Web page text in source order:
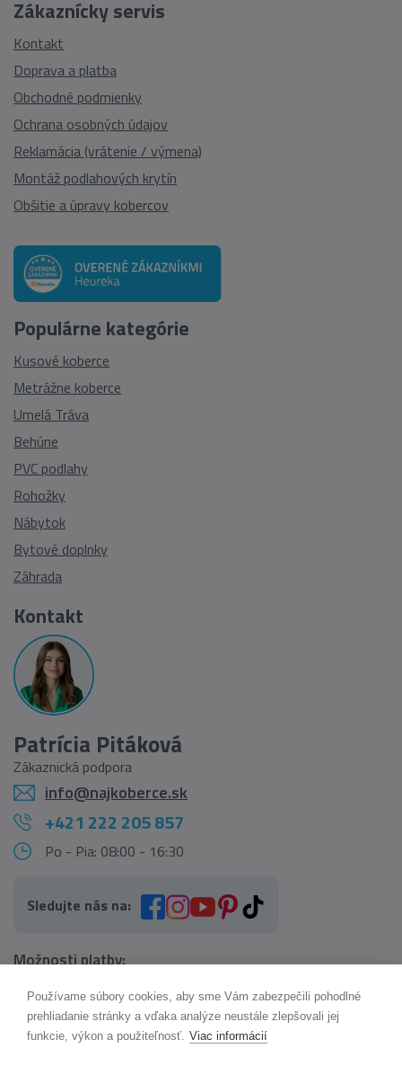
Zákaznícky servis
Kontakt
Doprava a platba
Obchodné podmienky
Ochrana osobných údajov
Reklamácia (vrátenie / výmena)
Montáž podlahových krytín
Obšitie a úpravy kobercov
Populárne kategórie
Kusové koberce
Metrážne koberce
Umelá Tráva
Behúne
PVC podlahy
Rohožky
Nábytok
Bytové doplnky
Záhrada
Kontakt
Patrícia Pitáková
Zákaznická podpora
info@najkoberce.sk
+421 222 205 857
Po - Pia: 08:00 - 16:30
Sledujte nás na:
Možnosti platby:
Používame súbory cookies, aby sme Vám zabezpečili pohodlné
prehliadanie stránky a vďaka analýze neustále zlepšovali jej
funkcie, výkon a použiteľnosť. Viac informácií
AI pomocník Maxík
Online